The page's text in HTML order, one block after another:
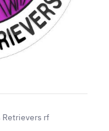
Retrievers rf